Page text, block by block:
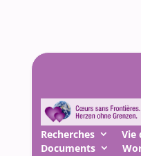
Recherches
Vie
Documents